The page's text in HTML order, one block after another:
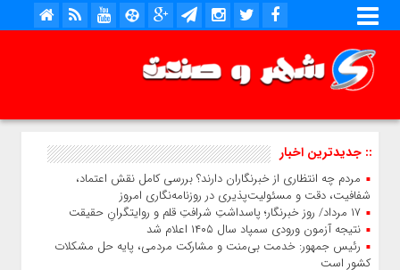
:: جدیدترین اخبار
مردم چه انتظاری از خبرنگاران دارند؟ بررسی کامل نقش اعتماد،
شفافیت، دقت و مسئولیت‌پذیری در روزنامه‌نگاری امروز
۱۷ مرداد/ روز خبرنگار؛ پاسداشتِ شرافتِ قلم و روایتگرانِ حقیقت
نتیجه آزمون ورودی سمپاد سال ۱۴۰۵ اعلام شد
رئیس جمهور: خدمت بی‌منت و مشارکت مردمی، پایه حل مشکلات
کشور است